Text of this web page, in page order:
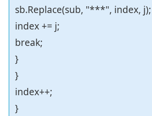
sb.Replace(sub, "***", index, j);
index += j;
break;
}
}
index++;
}